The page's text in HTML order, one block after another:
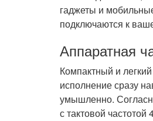
гаджеты и
подключаются к
Аппаратная
Компактный и
исполнение сразу
умышленно.
с тактовой